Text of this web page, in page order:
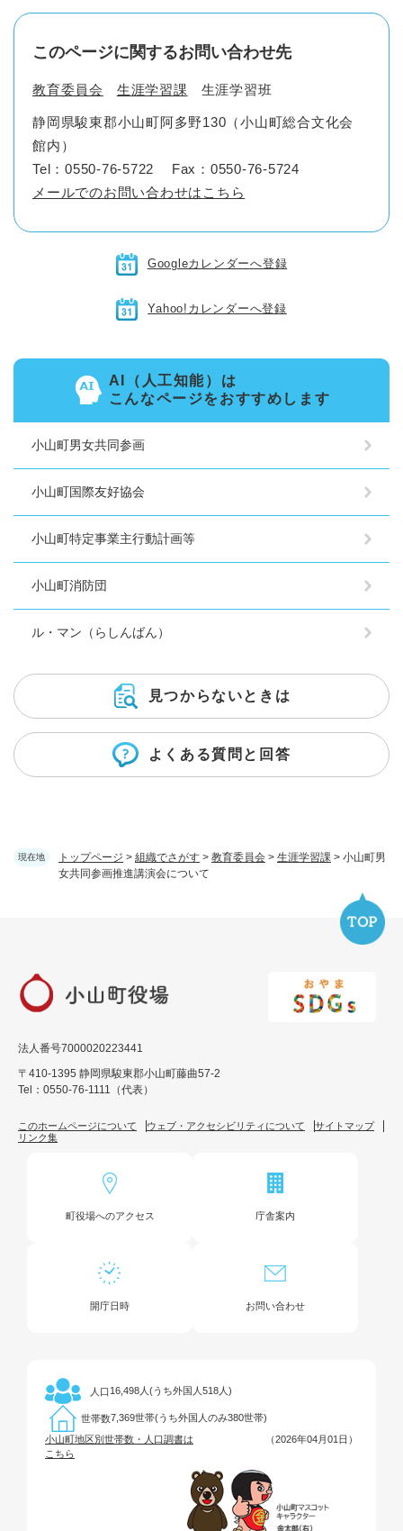
現在地 トップページ > 組織でさがす > 教育委員会 > 生涯学習課 > 小山町男
女共同参画推進講演会について
このページに関するお問い合わせ先
教育委員会 生涯学習課 生涯学習班
静岡県駿東郡小山町阿多野130（小山町総合文化会
館内）
Tel：0550-76-5722
Fax：0550-76-5724
メールでのお問い合わせはこちら
Googleカレンダーへ登録
Yahoo!カレンダーへ登録
AI（人工知能）は
こんなページをおすすめします
小山町男女共同参画
小山町国際友好協会
小山町特定事業主行動計画等
小山町消防団
ル・マン（らしんばん）
見つからないときは
よくある質問と回答
法人番号7000020223441
〒410-1395 静岡県駿東郡小山町藤曲57-2
Tel：0550-76-1111（代表）
このホームページについて ウェブ・アクセシビリティについて
サイトマップ
リンク集
町役場へのアクセス 庁舎案内
開庁日時 お問い合わせ
人口16,498人(うち外国人518人)
世帯数7,369世帯(うち外国人のみ380世帯)
小山町地区別世帯数・人口調書は
こちら
（2026年04月01日）